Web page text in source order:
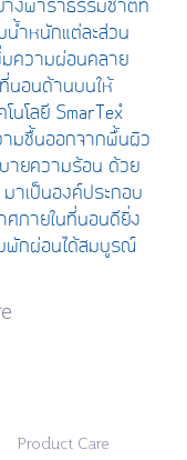
างพาราธรรมชาติที่
น้ำหนักแต่ละส่วน
ความผ่อนคลาย
นอนด้านบนให้
โลยี SmarTex™
ามชื้นออกจากพื้นผิว
ายความร้อน ด้วย
มาเป็นองค์ประกอบ
ศภายในที่นอนดียิ่ง
พักผ่อนได้สมบูรณ์
Product Care